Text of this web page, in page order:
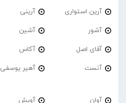
آرین استواری آرینی
آشور آشین
آقای اصل آکاس
آنست آهیر یوسفی
آوان آویش